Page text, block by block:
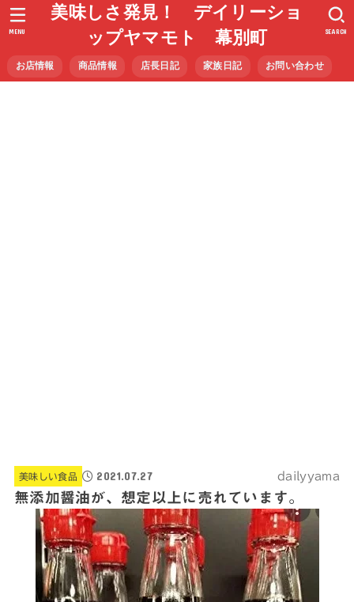
美味しさ発見！ デイリーショ
ップヤマモト 幕別町
お店情報 商品情報 店長日記 家族日記 お問い合わせ
SEARCH
MENU
美味しい食品 2021.07.27 dailyyama
無添加醤油が、想定以上に売れています。